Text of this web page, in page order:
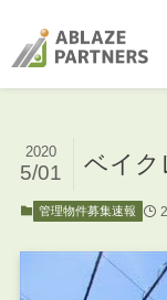
ベイク
2020
5/01
管理物件募集速報